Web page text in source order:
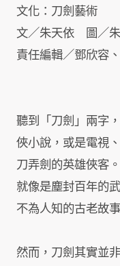
文化：刀劍藝術
文／朱天依 圖／
責任編輯／鄧欣容
聽到「刀劍」兩字
俠小說，或是電視
刀弄劍的英雄俠客
就像是塵封百年的
不為人知的古老故
然而，刀劍其實並